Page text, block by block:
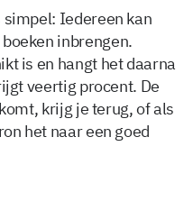
Iedereen kan
inbrengen.
is en hangt het daarna
veertig procent. De
krijg je terug, of als
het naar een goed